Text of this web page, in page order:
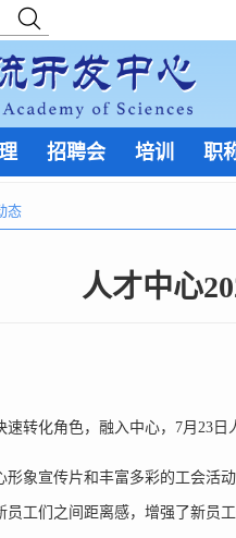
招聘会 培训 职
态
人才中心
化角色，融入中心，7月23日
宣传片和丰富多彩的工会活动
员工们之间距离感，增强了新员